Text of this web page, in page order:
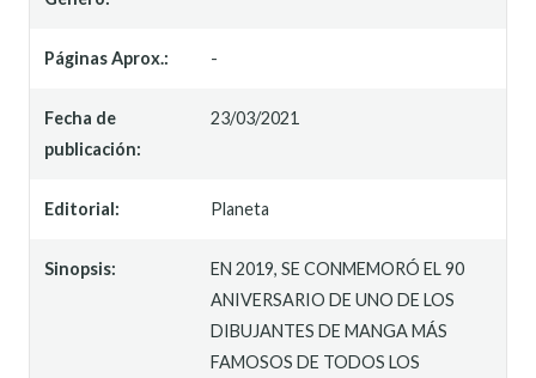
Páginas Aprox.: -
Fecha de
publicación:
23/03/2021
Editorial: Planeta
Sinopsis:
EN 2019, SE CONMEMORÓ EL 90
ANIVERSARIO DE UNO DE LOS
DIBUJANTES DE MANGA MÁS
FAMOSOS DE TODOS LOS